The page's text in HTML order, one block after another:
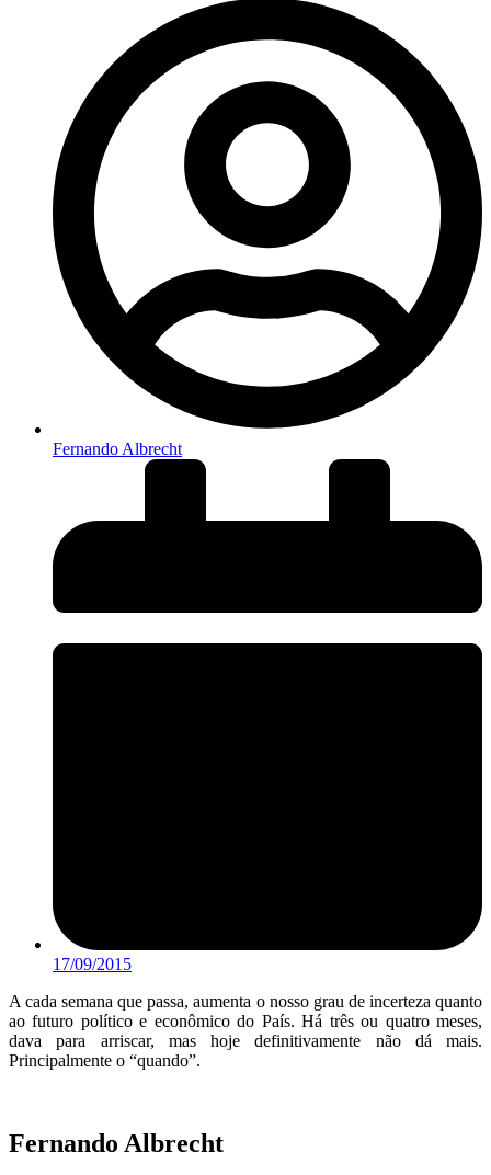
Fernando Albrecht
17/09/2015
A cada semana que passa, aumenta o nosso grau de incerteza quanto
ao futuro político e econômico do País. Há três ou quatro meses,
dava para arriscar, mas hoje definitivamente não dá mais.
Principalmente o “quando”.
Fernando Albrecht